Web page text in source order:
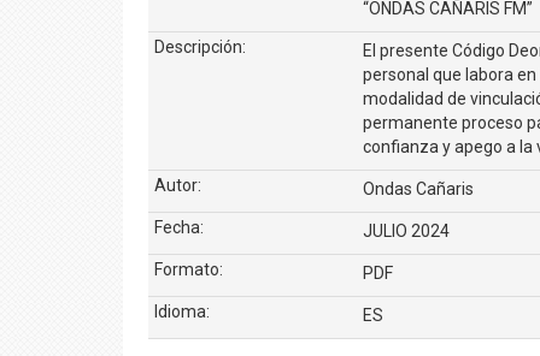
“ONDAS CAÑARIS FM”
Descripción:
El presente Código
personal que labora en
modalidad de
permanente proceso
confianza y apego a la
Autor:
Ondas Cañaris
Fecha:
JULIO 2024
Formato:
PDF
Idioma:
ES